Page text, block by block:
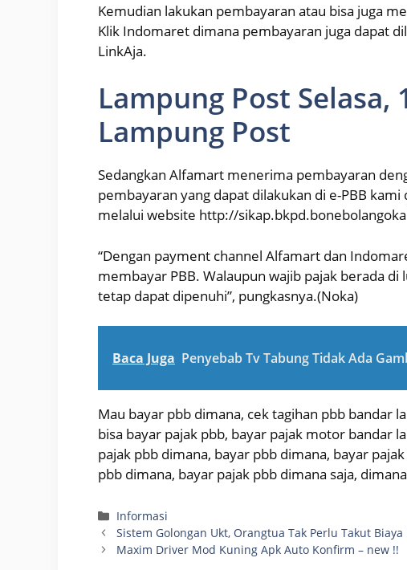
Kemudian lakukan pembayaran atau bisa juga
Klik Indomaret dimana pembayaran juga dapat
LinkAja.
Lampung Post Selasa,
Lampung Post
Sedangkan Alfamart menerima pembayaran
pembayaran yang dapat dilakukan di e-PBB
melalui website http://
“Dengan payment channel Alfamart dan
membayar PBB. Walaupun wajib pajak berada
tetap dapat dipenuhi”, pungkasnya.(Noka)
Baca Juga Penyebab Tv Tabung Tidak Ada
Mau bayar pbb dimana, cek tagihan pbb bandar
bisa bayar pajak pbb, bayar pajak motor bandar
pajak pbb dimana, bayar pbb dimana, bayar
pbb dimana, bayar pajak pbb dimana saja,
Categories
Informasi
Sistem Golongan Ukt, Orangtua Tak Perlu Takut
Maxim Driver Mod Kuning Apk Auto Konfirm – new !!